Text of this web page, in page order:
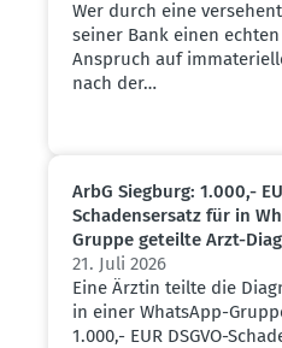
Wer durch eine
seiner Bank einen
Anspruch auf
nach der…
ArbG Siegburg: 1.000,-
Schadens­ersatz für in
Gruppe geteilte Arzt-
21. Juli 2026
Eine Ärztin teilte die
in einer WhatsApp-
1.000,- EUR DSGVO-